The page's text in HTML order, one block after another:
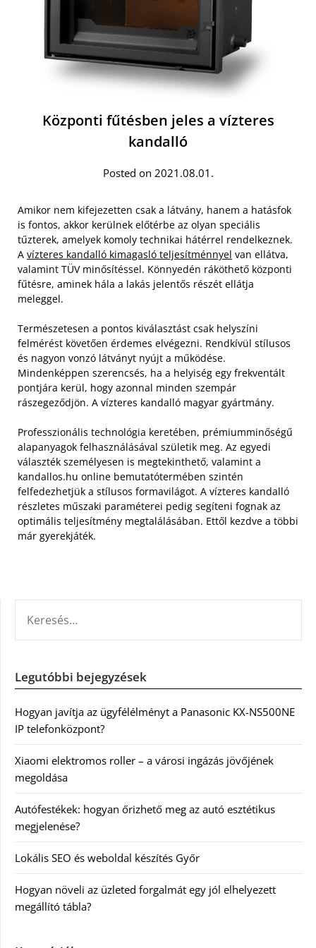
Központi fűtésben jeles a vízteres
kandalló
Posted on 2021.08.01.
Amikor nem kifejezetten csak a látvány, hanem a hatásfok
is fontos, akkor kerülnek előtérbe az olyan speciális
tűzterek, amelyek komoly technikai hátérrel rendelkeznek.
A vízteres kandalló kimagasló teljesítménnyel van ellátva,
valamint TÜV minősítéssel. Könnyedén ráköthető központi
fűtésre, aminek hála a lakás jelentős részét ellátja
meleggel.
Természetesen a pontos kiválasztást csak helyszíni
felmérést követően érdemes elvégezni. Rendkívül stílusos
és nagyon vonzó látványt nyújt a működése.
Mindenképpen szerencsés, ha a helyiség egy frekventált
pontjára kerül, hogy azonnal minden szempár
rászegeződjön. A vízteres kandalló magyar gyártmány.
Professzionális technológia keretében, prémiumminőségű
alapanyagok felhasználásával születik meg. Az egyedi
választék személyesen is megtekinthető, valamint a
kandallos.hu online bemutatótermében szintén
felfedezhetjük a stílusos formavilágot. A vízteres kandalló
részletes műszaki paraméterei pedig segíteni fognak az
optimális teljesítmény megtalálásában. Ettől kezdve a többi
már gyerekjáték.
Legutóbbi bejegyzések
Hogyan javítja az ügyfélélményt a Panasonic KX-NS500NE
IP telefonközpont?
Xiaomi elektromos roller – a városi ingázás jövőjének
megoldása
Autófestékek: hogyan őrizhető meg az autó esztétikus
megjelenése?
Lokális SEO és weboldal készítés Győr
Hogyan növeli az üzleted forgalmát egy jól elhelyezett
megállító tábla?